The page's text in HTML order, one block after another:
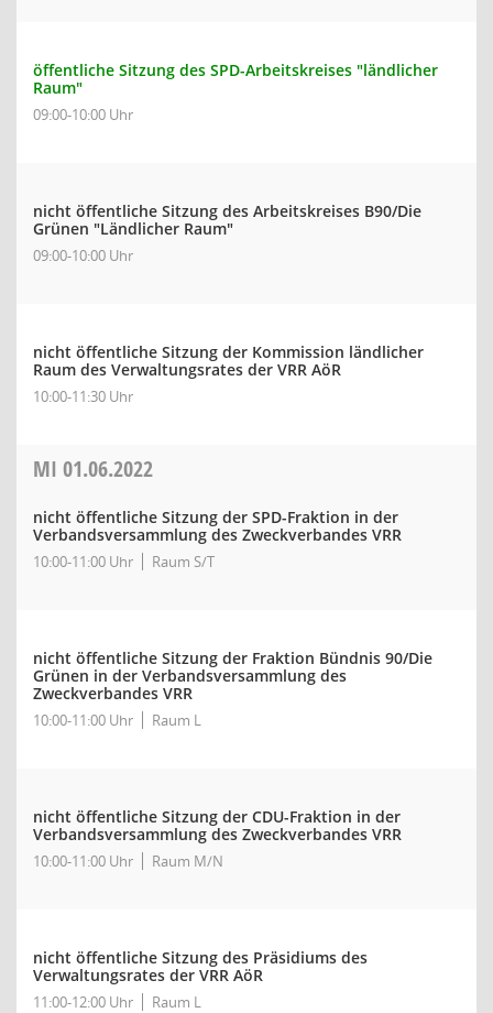
öffentliche Sitzung des SPD-Arbeitskreises "ländlicher
Raum"
09:00-10:00 Uhr
nicht öffentliche Sitzung des Arbeitskreises B90/Die
Grünen "Ländlicher Raum"
09:00-10:00 Uhr
nicht öffentliche Sitzung der Kommission ländlicher
Raum des Verwaltungsrates der VRR AöR
10:00-11:30 Uhr
MI 01.06.2022
nicht öffentliche Sitzung der SPD-Fraktion in der
Verbandsversammlung des Zweckverbandes VRR
10:00-11:00 Uhr Raum S/T
nicht öffentliche Sitzung der Fraktion Bündnis 90/Die
Grünen in der Verbandsversammlung des
Zweckverbandes VRR
10:00-11:00 Uhr Raum L
nicht öffentliche Sitzung der CDU-Fraktion in der
Verbandsversammlung des Zweckverbandes VRR
10:00-11:00 Uhr Raum M/N
nicht öffentliche Sitzung des Präsidiums des
Verwaltungsrates der VRR AöR
11:00-12:00 Uhr Raum L